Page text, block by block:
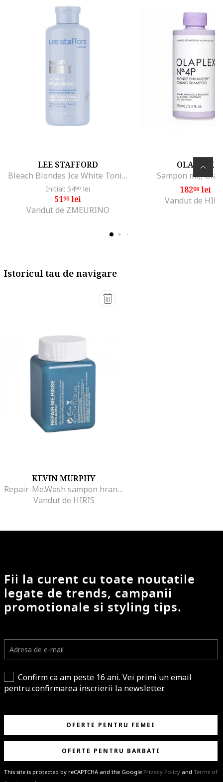
LEE STAFFORD
Bleach Blondes Ice White Toning Sampon pentru par blond cu suvite 250 ml
Initial: 5490 lei
5190lei
Vandut de ZMEURINO
OLAPLEX
Sampon ml,,
18268lei
Vandut de
Istoricul tau de navigare
KEVIN MURPHY
Repair-Me.Wash sampon hranitor pentru par uscat si deteriorat 40 ml
Vandut de HIRIS
Fii la curent cu toate noutatile
legate de trends, campanii
promotionale si styling tips.
Confirm ca am peste 16 ani. Vei primi un email
pentru confirmarea inscrierii la newsletter.
OFERTE PENTRU FEMEI
OFERTE PENTRU BARBATI
This site is protected by reCAPTCHA and the Google Privacy Policy and Terms of